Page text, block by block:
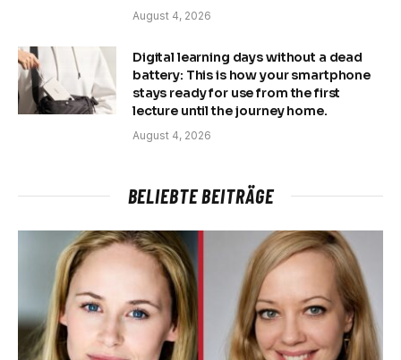
August 4, 2026
Digital learning days without a dead
battery: This is how your smartphone
stays ready for use from the first
lecture until the journey home.
August 4, 2026
BELIEBTE BEITRÄGE